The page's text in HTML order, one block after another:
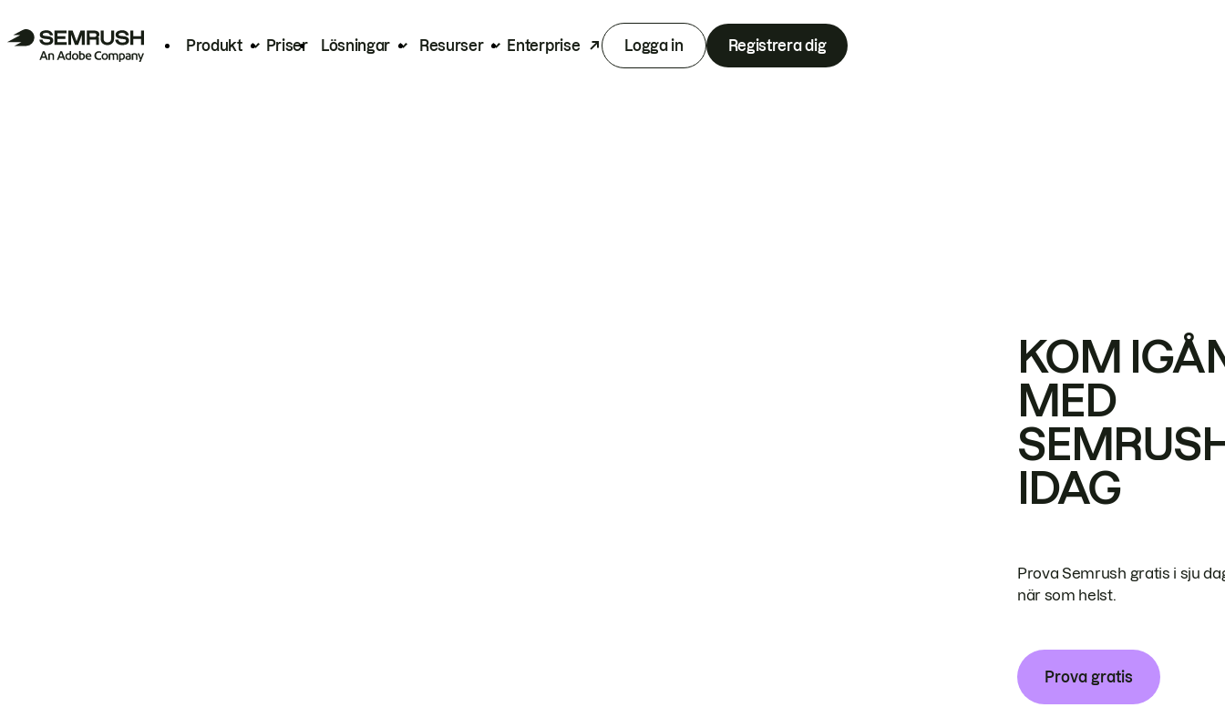
Produkt Priser Lösningar Resurser Enterprise Logga in Registrera dig
KOM
MED
IDAG
Prova Semrush gratis i sju
när som helst.
Prova gratis